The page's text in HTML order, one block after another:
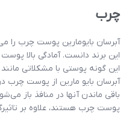
چرب
آبرسان بایومارین پوست چرب را
این برند دانست. آمادگی بالا
این گونه پوستی با مشکلاتی
آبرسان بایو مارین از پوست چرب در
باقی‌ ماندن آنها در منافذ باز
پوست چرب هستند، علاوه بر